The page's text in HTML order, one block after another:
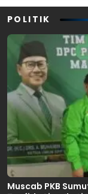
POLITIK
Muscab PKB